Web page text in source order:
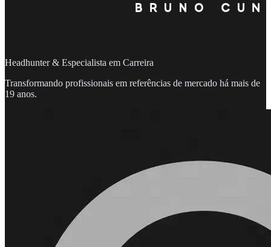
Headhunter & Especialista em Carreira
Transformando profissionais em referências de mercado há mais de
19 anos.